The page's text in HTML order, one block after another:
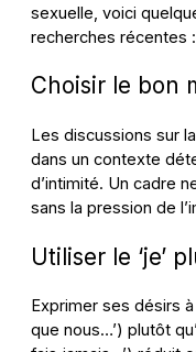
sexuelle, voici
recherches récentes :
Choisir le bon
Les discussions sur
dans un contexte
d’intimité. Un cadre
sans la pression de
Utiliser le ‘je’
Exprimer ses désirs à
que nous…’) plutôt